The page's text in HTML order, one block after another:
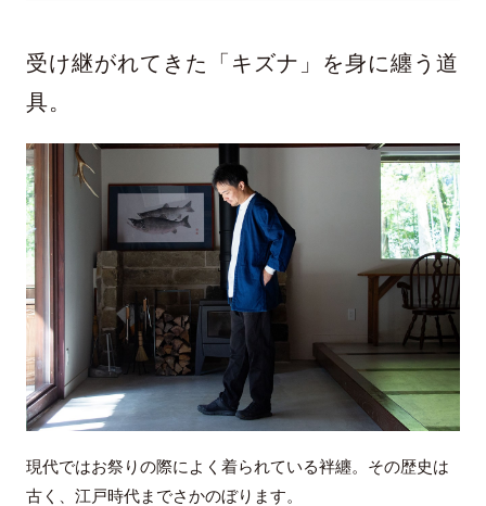
受け継がれてきた「キズナ」を身に纏う道
具。
現代ではお祭りの際によく着られている袢纏。その歴史は
古く、江戸時代までさかのぼります。